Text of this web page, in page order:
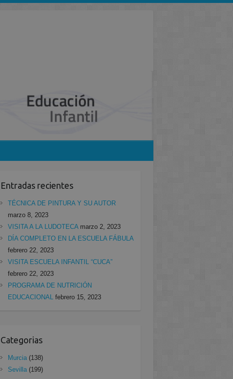
Entradas recientes
TÉCNICA DE PINTURA Y SU AUTOR
marzo 8, 2023
VISITA A LA LUDOTECA marzo 2, 2023
DÍA COMPLETO EN LA ESCUELA FÁBULA
febrero 22, 2023
VISITA ESCUELA INFANTIL “CUCA”
febrero 22, 2023
PROGRAMA DE NUTRICIÓN
EDUCACIONAL febrero 15, 2023
Categorias
Murcia(138)
Sevilla(199)